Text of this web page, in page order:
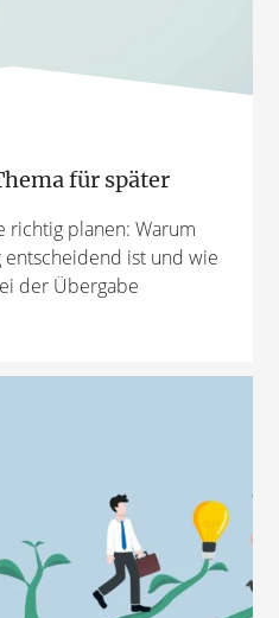
für später
richtig planen: Warum
ist und wie
der Übergabe